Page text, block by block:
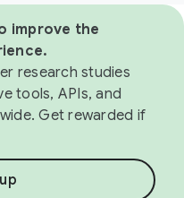
improve the
research studies
tools, APIs, and
Get rewarded if